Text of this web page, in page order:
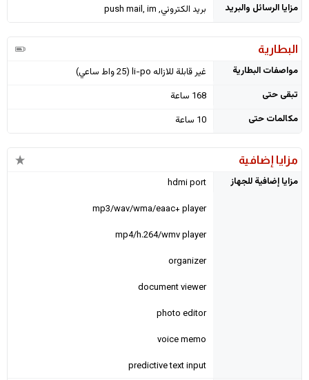
مزايا الرسائل والبريد بريد الكتروني, push mail, im
البطارية
مواصفات البطارية
غير قابلة للازاله li-po (25 واط ساعي)
تبقى حتى
168 ساعة
مكالمات حتى
10 ساعة
مزايا إضافية
مزايا إضافية للجهاز
hdmi port
mp3/wav/wma/eaac+ player
mp4/h.264/wmv player
organizer
document viewer
photo editor
voice memo
predictive text input